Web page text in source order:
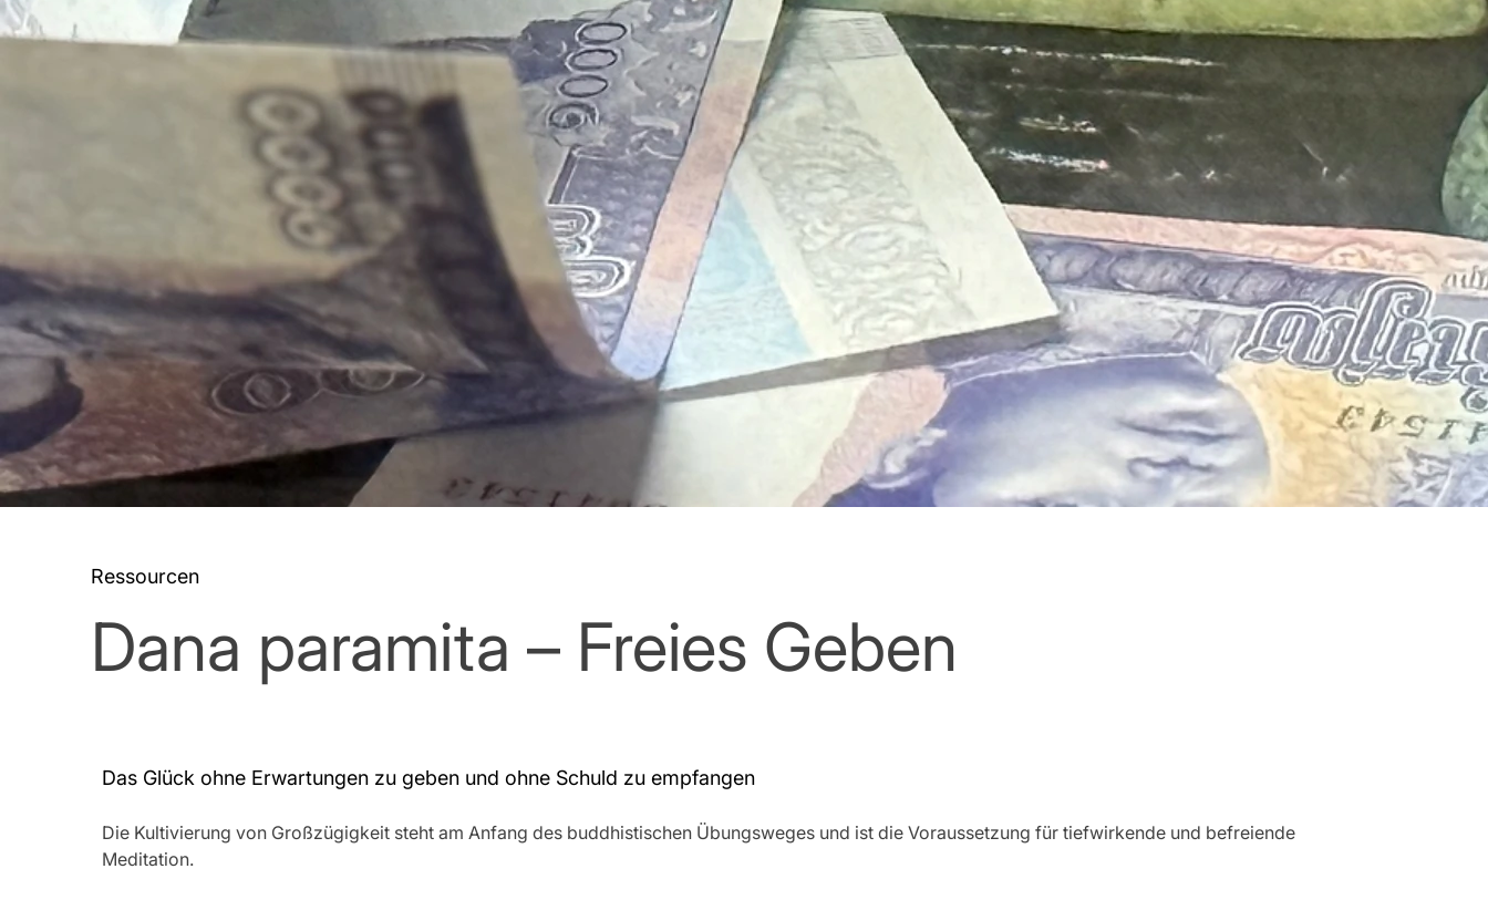
Ressourcen
Dana paramita – Freies Geben
Das Glück ohne Erwartungen zu geben und ohne Schuld zu empfangen
Die Kultivierung von Großzügigkeit steht am Anfang des buddhistischen Übungsweges und ist die Voraussetzung für tiefwirkende und befreiende
Meditation.